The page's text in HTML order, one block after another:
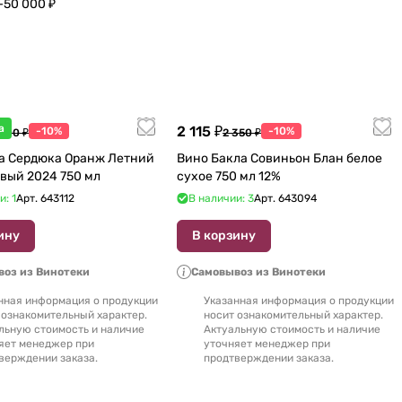
000 ₽
₽ -10%
Сердюка Оранж Летний
2024 750 мл
1Арт. 643112
из Винотеки
информация о продукции
характер.
стоимость и наличие
менеджер при
заказа.
2 115 ₽2 350 ₽ -10%
Вино Бакла Совиньон Блан белое
сухое 750 мл 12%
В наличии: 3Арт. 643094
В корзину
Самовывоз из Винотеки
Указанная информация о продукции
носит ознакомительный характер.
Актуальную стоимость и наличие
уточняет менеджер при
продтверждении заказа.